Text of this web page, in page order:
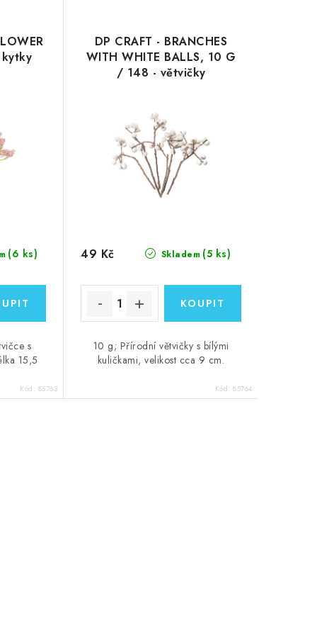
(6 ks)
s
15,5
Kód: 85763
DP CRAFT - BRANCHES
WITH WHITE BALLS, 10 G
/ 148 - větvičky
Skladem (5 ks)
49 Kč
10 g; Přírodní větvičky s bílými
kuličkami, velikost cca 9 cm.
Kód:85764